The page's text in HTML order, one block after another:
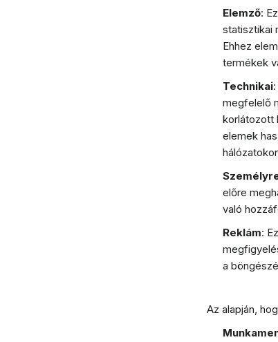
Elemző:
statisztikai
Ehhez
termékek
Technikai:
megfelelő
korlátozott
elemek
előre
való
Reklám:
a
Az alapján,